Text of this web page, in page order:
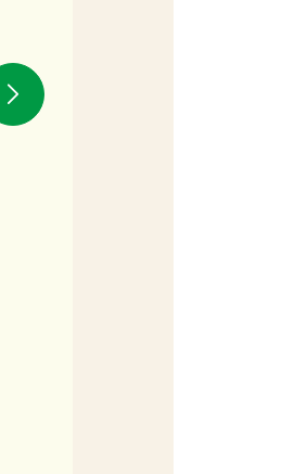
寿司
ひきわり納豆巻き